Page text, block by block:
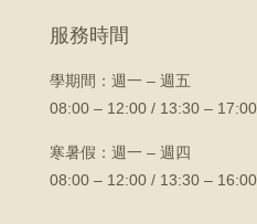
服務時間
學期間： 週一 – 週五
08:00 – 12:00 / 13:30 – 17:00
寒暑假：週一 – 週四
08:00 – 12:00 / 13:30 – 16:00